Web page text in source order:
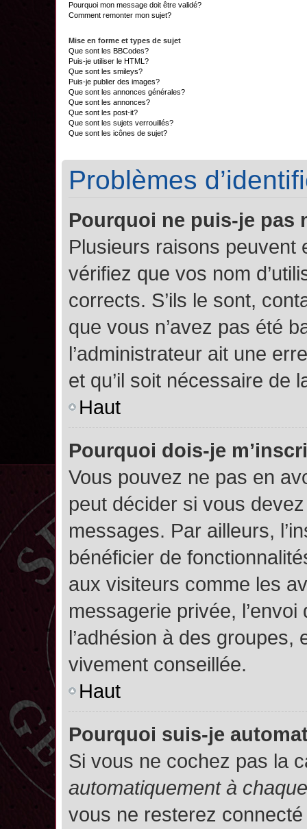
Pourquoi mon message doit être validé?
Comment remonter mon sujet?
Mise en forme et types de sujet
Que sont les BBCodes?
Puis-je utiliser le HTML?
Que sont les smileys?
Puis-je publier des images?
Que sont les annonces générales?
Que sont les annonces?
Que sont les post-it?
Que sont les sujets verrouillés?
Que sont les icônes de sujet?
Problèmes
Pourquoi ne puis-je pas
Plusieurs raisons peuvent
vérifiez que vos nom
corrects. S’ils le sont,
que vous n’avez pas été
l’administrateur ait une
et qu’il soit nécessaire de
Haut
Pourquoi dois-je
Vous pouvez ne pas en
peut décider si vous
messages. Par ailleurs,
bénéficier de
aux visiteurs comme les
messagerie privée,
l’adhésion à des groupes,
vivement conseillée.
Haut
Pourquoi suis-je
Si vous ne cochez pas la
automatiquement à
vous ne resterez